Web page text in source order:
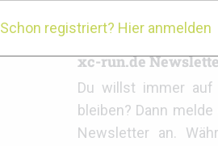
xc-run.de
Du willst immer auf
bleiben? Dann
Newsletter an.
Schon registriert? Hier anmelden